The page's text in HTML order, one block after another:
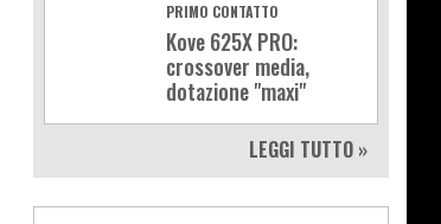
PRIMO CONTATTO
Kove 625X PRO:
crossover media,
dotazione "maxi"
LEGGI TUTTO »